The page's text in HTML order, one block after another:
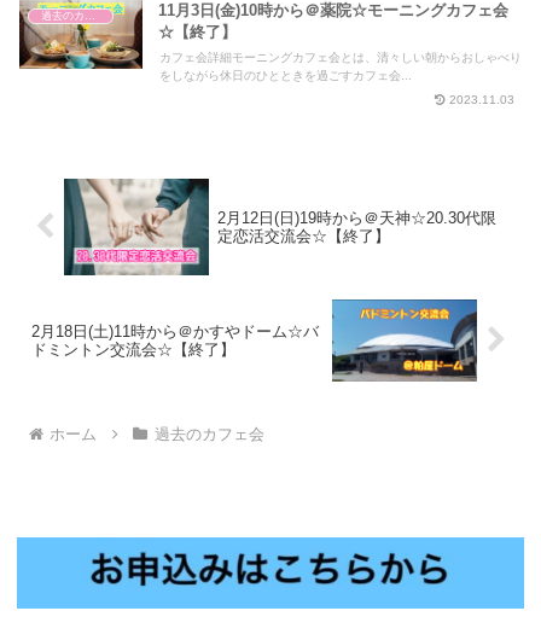
過去のカフェ会
11月3日(金)10時から＠薬院☆モーニングカフェ会
☆【終了】
カフェ会詳細モーニングカフェ会とは、清々しい朝からおしゃべり
をしながら休日のひとときを過ごすカフェ会...
2023.11.03
2月12日(日)19時から＠天神☆20.30代限
定恋活交流会☆【終了】
2月18日(土)11時から＠かすやドーム☆バ
ドミントン交流会☆【終了】
ホーム 過去のカフェ会